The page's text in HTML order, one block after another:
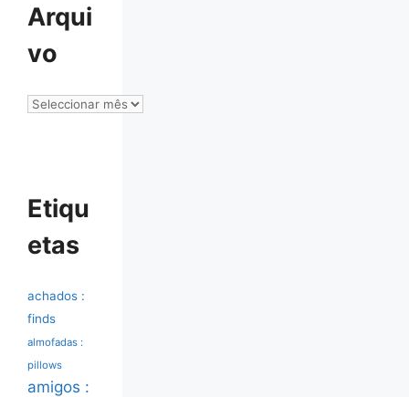
Arqui
vo
Arquivo
Etiqu
etas
achados :
finds
almofadas :
pillows
amigos :